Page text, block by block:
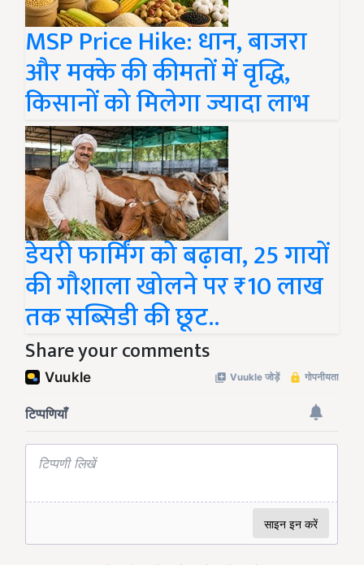
MSP Price Hike: धान, बाजरा
और मक्के की कीमतों में वृद्धि,
किसानों को मिलेगा ज्यादा लाभ
डेयरी फार्मिंग को बढ़ावा, 25 गायों
की गौशाला खोलने पर ₹10 लाख
तक सब्सिडी की छूट..
Share your comments